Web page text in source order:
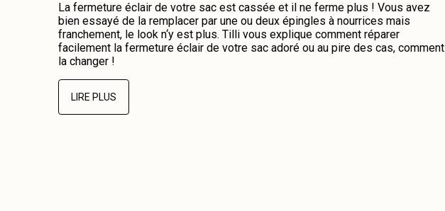
La fermeture éclair de votre sac est cassée et il ne ferme plus ! Vous avez
bien essayé de la remplacer par une ou deux épingles à nourrices mais
franchement, le look n‘y est plus. Tilli vous explique comment réparer
facilement la fermeture éclair de votre sac adoré ou au pire des cas, comment
la changer !
LIRE PLUS